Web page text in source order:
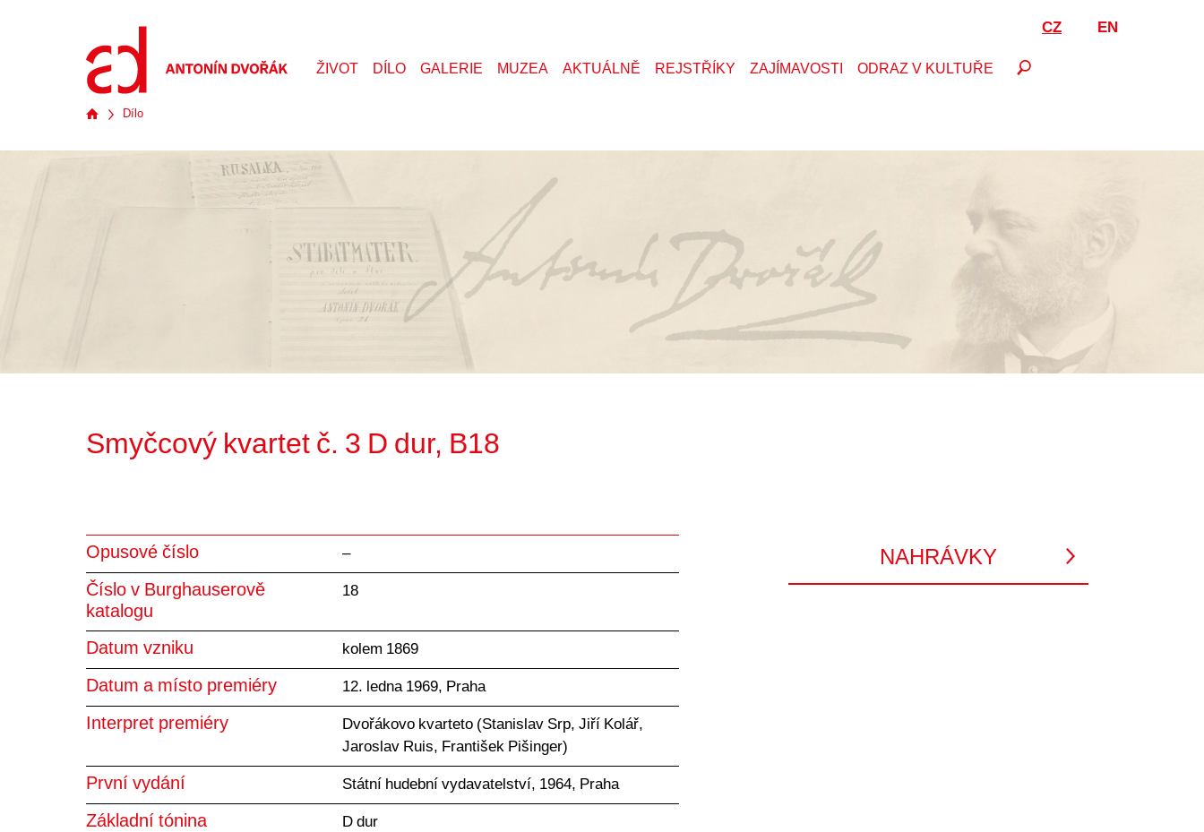
CZ EN
ŽIVOT DÍLO GALERIE MUZEA AKTUÁLNĚ REJSTŘÍKY ZAJÍMAVOSTI ODRAZ V KULTUŘE
Dílo
Smyčcový kvartet č. 3 D dur, B18
NAHRÁVKY
Opusové číslo –
Číslo v Burghauserově
katalogu
18
Datum vzniku kolem 1869
Datum a místo premiéry 12. ledna 1969, Praha
Interpret premiéry
Dvořákovo kvarteto (Stanislav Srp, Jiří Kolář,
Jaroslav Ruis, František Pišinger)
První vydání Státní hudební vydavatelství, 1964, Praha
Základní tónina D dur